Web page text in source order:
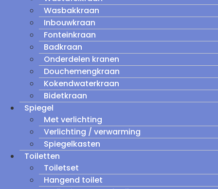
Wasbakkraan
Inbouwkraan
Fonteinkraan
Badkraan
Onderdelen kranen
Douchemengkraan
Kokendwaterkraan
Bidetkraan
Spiegel
Met verlichting
Verlichting / verwarming
Spiegelkasten
Toiletten
Toiletset
Hangend toilet